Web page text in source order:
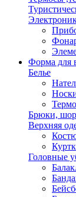
Форма для
Белье
Брюки,
Верхняя
Головные